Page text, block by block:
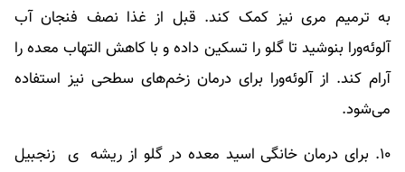
به ترمیم مری نیز کمک کند. قبل از غذا نصف فنجان آب
آلوئه‌ورا بنوشید تا گلو را تسکین داده و با کاهش التهاب معده را
آرام کند. از آلوئه‌ورا برای درمان زخم‌های سطحی نیز استفاده
می‌شود.
۱۰. برای درمان خانگی اسید معده در گلو از ریشه ‌ ی زنجبیل